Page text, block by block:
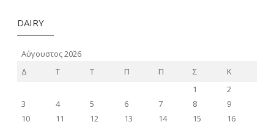
DAIRY
Αύγουστος 2026
Δ
Τ Τ Π Π Σ
Κ
1
2
3
4 5 6 7 8
9
10
11 12 13 14 15
16